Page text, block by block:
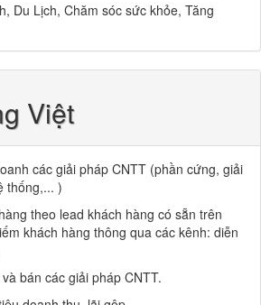
Du Lịch, Chăm sóc sức khỏe, Tăng
Việt
các giải pháp CNTT (phần cứng, giải
thống,... )
theo lead khách hàng có sẵn trên
khách hàng thông qua các kênh: diễn
bán các giải pháp CNTT.